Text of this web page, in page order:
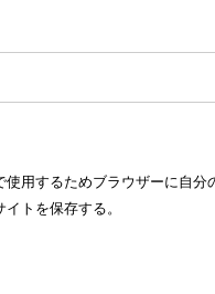
使用するためブラウザーに自分
トを保存する。